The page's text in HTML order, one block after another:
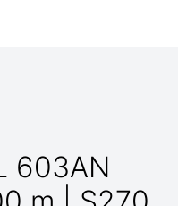
603AN